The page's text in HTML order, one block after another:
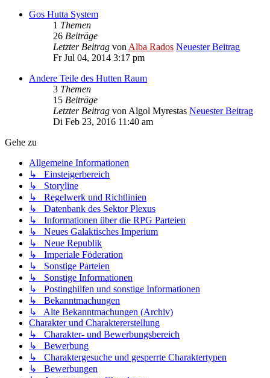
Gos Hutta System
1 Themen
26 Beiträge
Letzter Beitrag von Alba Rados Neuester Beitrag
Fr Jul 04, 2014 3:17 pm
Andere Teile des Hutten Raum
3 Themen
15 Beiträge
Letzter Beitrag von Algol Myrestas Neuester Beitrag
Di Feb 23, 2016 11:40 am
Gehe zu
Allgemeine Informationen
↳ Einsteigerbereich
↳ Storyline
↳ Regelwerk und Richtlinien
↳ Datenbank des Sektor Plexus
↳ Informationen über die RPG Parteien
↳ Neues Galaktisches Imperium
↳ Neue Republik
↳ Imperiale Föderation
↳ Sonstige Parteien
↳ Sonstige Informationen
↳ Postinghilfen und sonstige Informationen
↳ Bekanntmachungen
↳ Alte Bekanntmachungen (Archiv)
Charakter und Charaktererstellung
↳ Charakter- und Bewerbungsbereich
↳ Bewerbung
↳ Charaktergesuche und gesperrte Charaktertypen
↳ Bewerbungen